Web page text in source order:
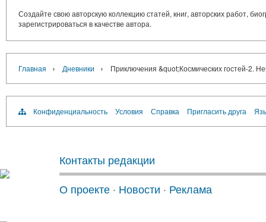
Создайте свою авторскую коллекцию статей, книг, авторских работ,
зарегистрироваться в качестве автора.
Главная › Дневники › Приключения &quot;Космических гостей-2.
Конфиденциальность Условия Справка Пригласить друга
Контакты редакции
О проекте · Новости · Реклама